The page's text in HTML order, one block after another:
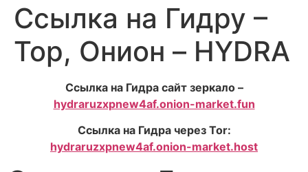
Ссылка на Гидру –
Тор, Онион – HYDRA
Ссылка на Гидра сайт зеркало –
hydraruzxpnew4af.onion-market.fun
Ссылка на Гидра через Tor:
hydraruzxpnew4af.onion-market.host